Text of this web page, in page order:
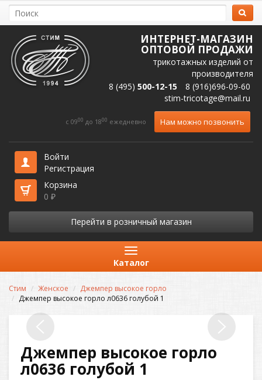
ИНТЕРНЕТ-МАГАЗИН
ОПТОВОЙ ПРОДАЖИ
трикотажных изделий от
производителя
8 (495) 500-12-15
8 (916)696-09-60
stim-tricotage@mail.ru
c 0900 до 1800 ежедневно Нам можно позвонить
Войти
Регистрация
Корзина
0 ₽
Перейти в розничный магазин
Каталог
Стим Женское
Джемпер высокое горло
Джемпер высокое горло л0636 голубой 1
Джемпер высокое горло
л0636 голубой 1